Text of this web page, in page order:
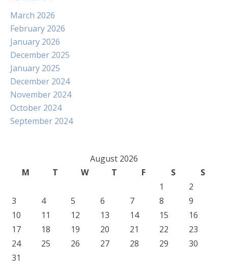
March 2026
February 2026
January 2026
December 2025
January 2025
December 2024
November 2024
October 2024
September 2024
August 2026
M
T W T F S
S
1
2
3
4 5 6 7 8
9
10
11 12 13 14 15
16
17
18 19 20 21 22
23
24
25 26 27 28 29
30
31